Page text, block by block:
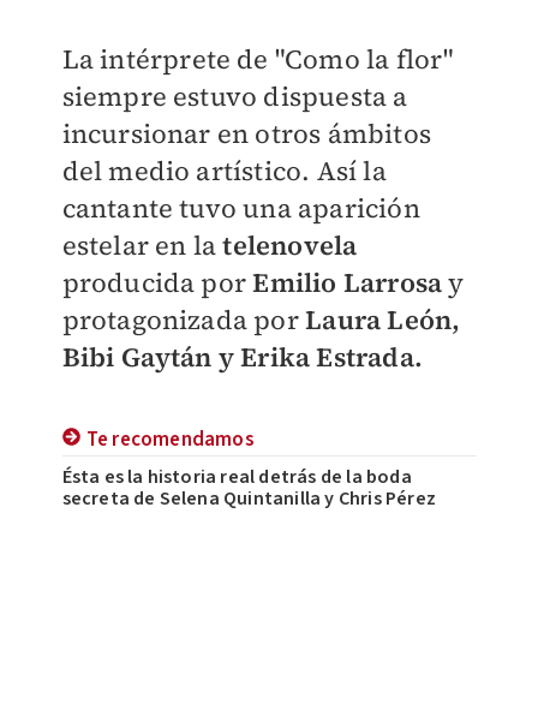
La intérprete de "Como la flor"
siempre estuvo dispuesta a
incursionar en otros ámbitos
del medio artístico. Así la
cantante tuvo una aparición
estelar en latelenovela
producida porEmilio Larrosay
protagonizada porLaura León,
Bibi Gaytán y Erika Estrada.
Te recomendamos
Ésta es la historia real detrás de la boda
secreta de Selena Quintanilla y Chris Pérez